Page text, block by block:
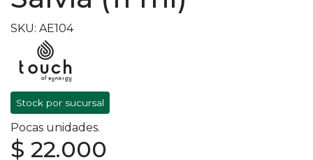
SKU: AE104
Stock por sucursal
Pocas unidades.
$ 22.000